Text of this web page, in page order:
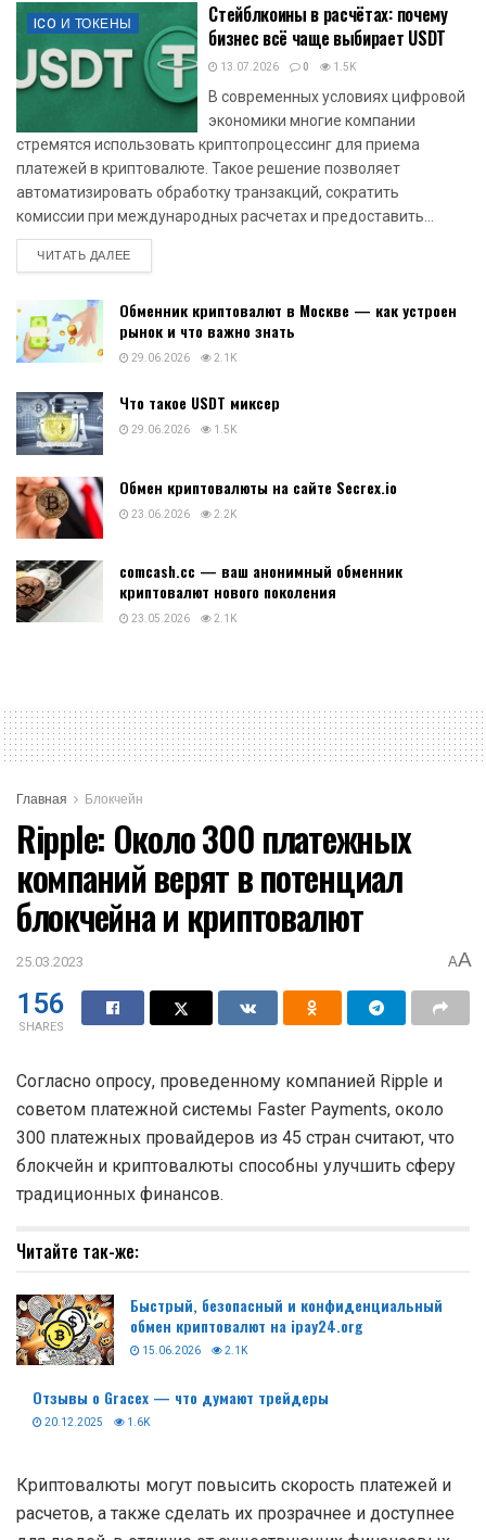
ICO И ТОКЕНЫ
Стейблкоины в расчётах: почему
бизнес всё чаще выбирает USDT
13.07.2026 0 1.5K
В современных условиях цифровой
экономики многие компании
стремятся использовать криптопроцессинг для приема
платежей в криптовалюте. Такое решение позволяет
автоматизировать обработку транзакций, сократить
комиссии при международных расчетах и предоставить...
ЧИТАТЬ ДАЛЕЕDETAILS
Обменник криптовалют в Москве — как устроен
рынок и что важно знать
29.06.2026 2.1K
Что такое USDT миксер
29.06.2026 1.5K
Обмен криптовалюты на сайте Secrex.io
23.06.2026 2.2K
comcash.cc — ваш анонимный обменник
криптовалют нового поколения
23.05.2026 2.1K
Главная Блокчейн
Ripple: Около 300 платежных
компаний верят в потенциал
блокчейна и криптовалют
25.03.2023 AA
156
SHARES
Согласно опросу, проведенному компанией Ripple и
советом платежной системы Faster Payments, около
300 платежных провайдеров из 45 стран считают, что
блокчейн и криптовалюты способны улучшить сферу
традиционных финансов.
Читайте так-же:
Быстрый, безопасный и конфиденциальный
обмен криптовалют на ipay24.org
15.06.2026 2.1K
Отзывы о Gracex — что думают трейдеры
20.12.2025 1.6K
Криптовалюты могут повысить скорость платежей и
расчетов, а также сделать их прозрачнее и доступнее